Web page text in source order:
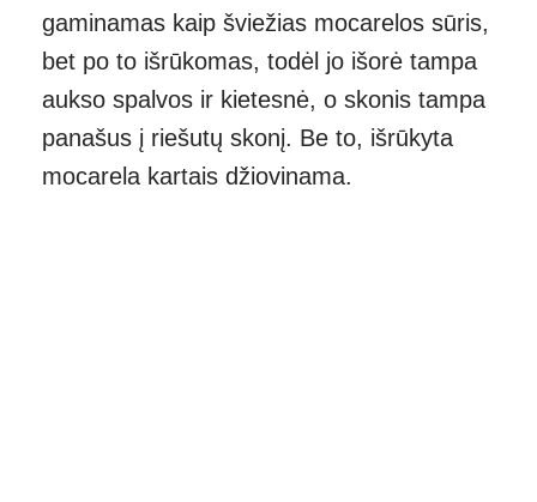
gaminamas kaip šviežias mocarelos sūris,
bet po to išrūkomas, todėl jo išorė tampa
aukso spalvos ir kietesnė, o skonis tampa
panašus į riešutų skonį. Be to, išrūkyta
mocarela kartais džiovinama.